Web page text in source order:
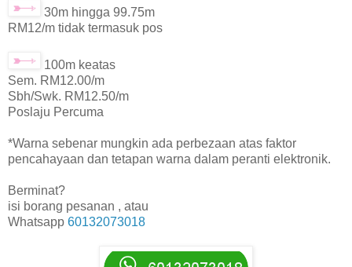
30m hingga 99.75m
RM12/m tidak termasuk pos
100m keatas
Sem. RM12.00/m
Sbh/Swk. RM12.50/m
Poslaju Percuma
*Warna sebenar mungkin ada perbezaan atas faktor
pencahayaan dan tetapan warna dalam peranti elektronik.
Berminat?
isi borang pesanan , atau
Whatsapp 60132073018